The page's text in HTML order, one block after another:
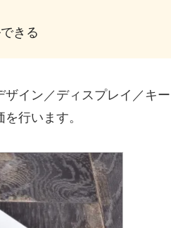
きる
イン／ディスプレイ／キー
行います。